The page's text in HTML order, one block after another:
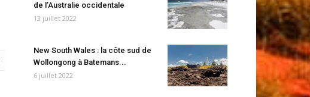
de l’Australie occidentale
13 juillet 2022
New South Wales : la côte sud de
Wollongong à Batemans...
6 juillet 2022